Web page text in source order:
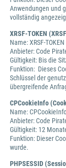
Anwendungen und
vollständig
XRSF-TOKEN
Name: XRSF-TOKEN
Anbieter: Code
Gültigkeit: Bis die
Funktion: Dieses
Schlüssel der
übergreifende
CPCookieInfo
Name:
Anbieter: Code
Gültigkeit: 12
Funktion: Dieser
wurde.
PHPSESSID